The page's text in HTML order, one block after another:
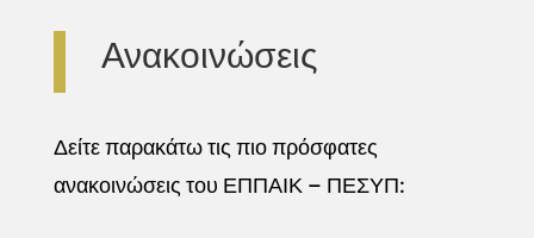
Ανακοινώσεις
Δείτε παρακάτω τις πιο πρόσφατες
ανακοινώσεις του ΕΠΠΑΙΚ – ΠΕΣΥΠ: